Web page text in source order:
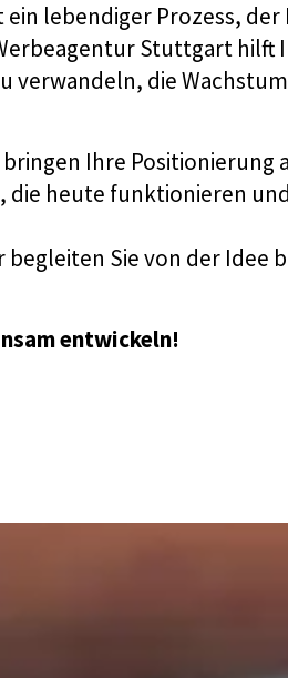
ein lebendiger Prozess, der
Stuttgart hilft
verwandeln, die
bringen Ihre Positionierung
die heute funktionieren
begleiten Sie von der Idee
entwickeln!